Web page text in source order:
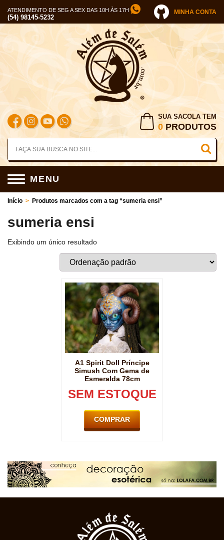
ATENDIMENTO DE SEG A SEX DAS 10H ÀS 17H
(54) 98145-5232
MINHA CONTA
SUA SACOLA TEM
0 PRODUTOS
MENU
Início > Produtos marcados com a tag “sumeria ensi”
sumeria ensi
Exibindo um único resultado
A1 Spirit Doll Príncipe
Simush Com Gema de
Esmeralda 78cm
SEM ESTOQUE
COMPRAR